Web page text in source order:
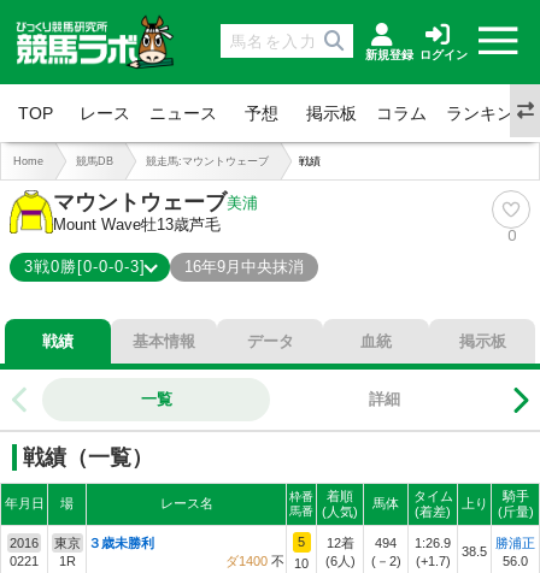
新規登録 ログイン
TOP レース ニュース 予想 掲示板 コラム ランキング
Home 競馬DB 競走馬:マウントウェーブ 戦績
マウントウェーブ美浦
Mount Wave牡13歳芦毛
0
3戦0勝[0-0-0-3]
16年9月中央抹消
総合成績 0-0-0-3
0%
0%
複勝 0%
戦績 基本情報 データ 血統 掲示板
一覧 詳細
戦績（一覧）
年月日 場 レース名
枠番
馬番
着順
(人気)
馬体
タイム
(着差)
上り
騎手
(斤量)
2016
0221
東京
1R
３歳未勝利
ダ1400 不
5
10
12着
(6人)
494
(－2)
1:26.9
(+1.7)
38.5
勝浦正
56.0